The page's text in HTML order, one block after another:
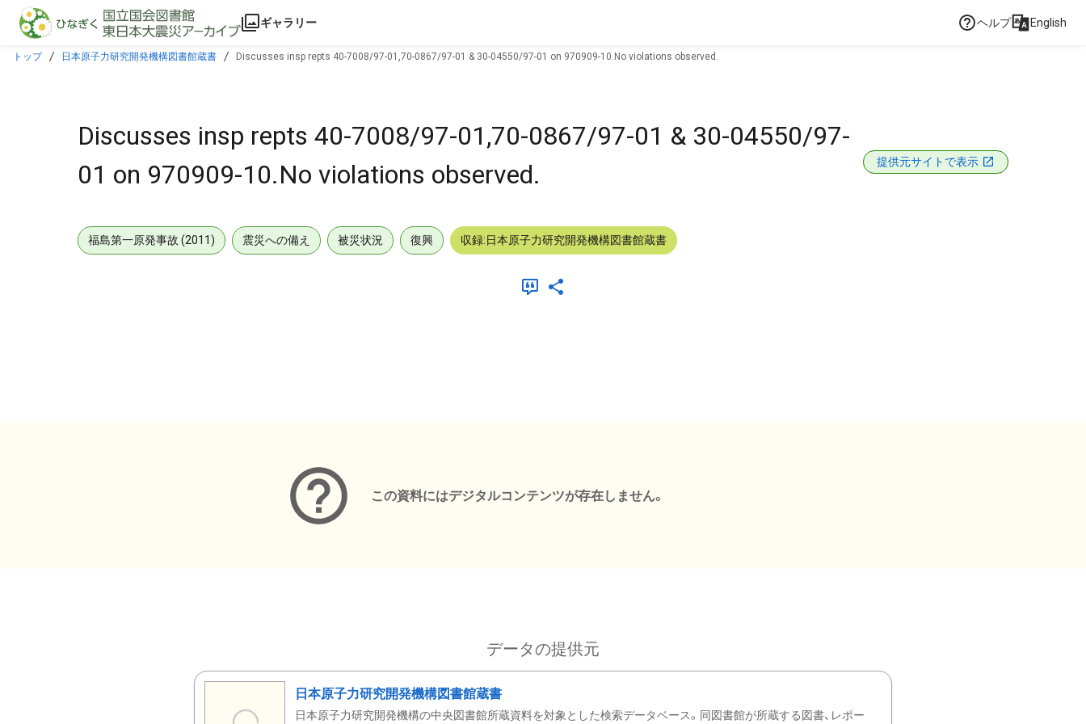
本文に飛ぶ
ギャラリー ヘルプ English
トップ 日本原子力研究開発機構図書館蔵書 Discusses insp repts 40-7008/97-01,70-0867/97-01 & 30-04550/97-01 on 970909-10.No violations observed.
Discusses insp repts 40-7008/97-01,70-0867/97-01 & 30-04550/97-
01 on 970909-10.No violations observed.
提供元サイトで表示
福島第一原発事故 (2011) 震災への備え 被災状況 復興 収録:日本原子力研究開発機構図書館蔵書
この資料にはデジタルコンテンツが存在しません。
データの提供元
日本原子力研究開発機構図書館蔵書
日本原子力研究開発機構の中央図書館所蔵資料を対象とした検索データベース。同図書館が所蔵する図書、レポー